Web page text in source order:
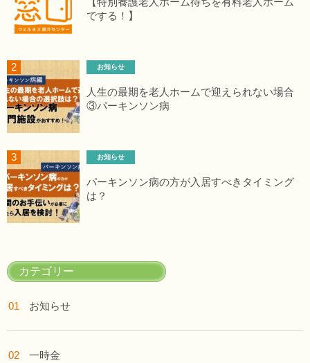
でする！】
人生の最期を老人ホームで迎えられない場合
③パーキンソン病
お知らせ
パーキンソン病の方が入居すべきタイミング
は？
お知らせ
カテゴリー
お知らせ
一時金